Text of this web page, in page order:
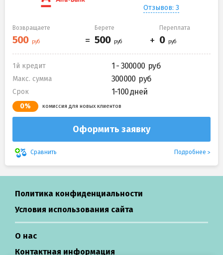
Отзывов: 3
Возвращаете Берете Переплата
1й кредит 1 - 300000
Макс. сумма 300000
Срок 1-100 дней
0% комиссия для новых клиентов
Оформить заявку
Сравнить Подробнее
Политика конфиденциальности
Условия использования сайта
О нас
Контактная информация